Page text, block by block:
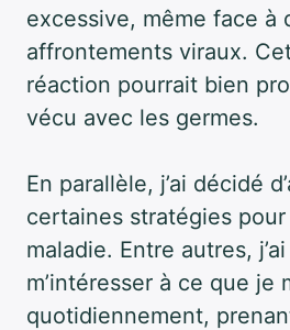
excessive, même face à
affrontements viraux.
réaction pourrait bien
vécu avec les germes.
En parallèle, j’ai décidé
certaines stratégies
maladie. Entre autres,
m’intéresser à ce que je
quotidiennement,